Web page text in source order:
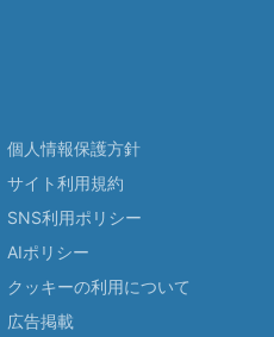
個人情報保護方針
サイト利用規約
SNS利用ポリシー
AIポリシー
クッキーの利用について
広告掲載